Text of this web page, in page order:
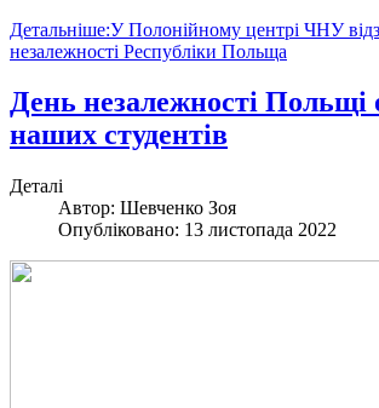
Детальніше:У Полонійному центрі ЧНУ
незалежності Республіки Польща
День незалежності Польщі
наших студентів
Деталі
Автор: Шевченко Зоя
Опубліковано: 13 листопада 2022